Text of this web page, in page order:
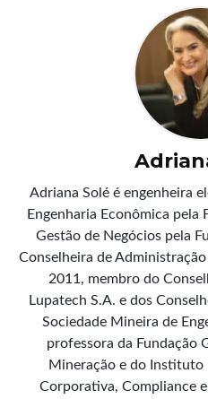
Adriana Solé é engenheira
Engenharia Econômica pela
Gestão de Negócios pela
Conselheira de
2011, membro do
Lupatech S.A. e dos
Sociedade Mineira de
professora da Fundação
Mineração e do Instituto
Corporativa, Compliance